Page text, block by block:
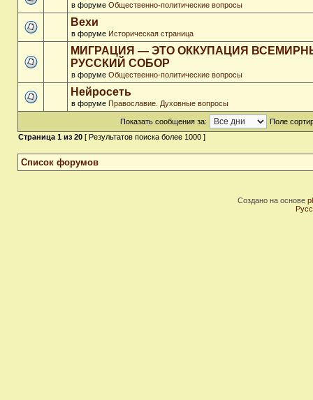
в форуме Общественно-политические вопросы
Вехи
в форуме Историческая страница
МИГРАЦИЯ — ЭТО ОККУПАЦИЯ
РУССКИЙ СОБОР
в форуме Общественно-политические вопросы
Нейросеть
в форуме Православие. Духовные вопросы
Показать сообщения за:
Поле
Страница 1 из 20 [ Результатов поиска более 1000 ]
Список форумов
Создано на основе